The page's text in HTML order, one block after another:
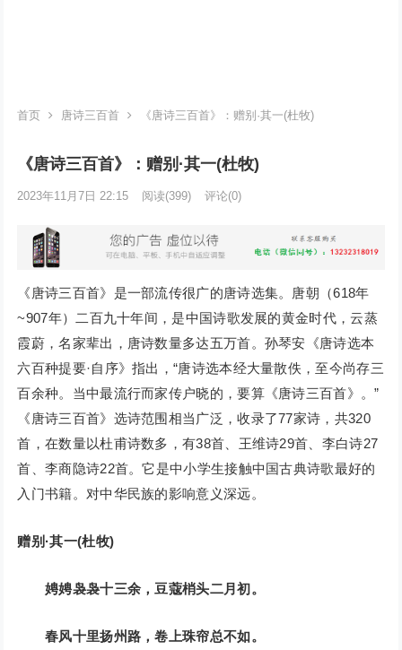
首页 唐诗三百首 《唐诗三百首》：赠别·其一(杜牧)
《唐诗三百首》：赠别·其一(杜牧)
2023年11月7日 22:15 阅读(399) 评论(0)
《唐诗三百首》是一部流传很广的唐诗选集。唐朝（618年
~907年）二百九十年间，是中国诗歌发展的黄金时代，云蒸
霞蔚，名家辈出，唐诗数量多达五万首。孙琴安《唐诗选本
六百种提要·自序》指出，“唐诗选本经大量散佚，至今尚存三
百余种。当中最流行而家传户晓的，要算《唐诗三百首》。”
《唐诗三百首》选诗范围相当广泛，收录了77家诗，共320
首，在数量以杜甫诗数多，有38首、王维诗29首、李白诗27
首、李商隐诗22首。它是中小学生接触中国古典诗歌最好的
入门书籍。对中华民族的影响意义深远。
赠别·其一(杜牧)
娉娉袅袅十三余，豆蔻梢头二月初。
春风十里扬州路，卷上珠帘总不如。